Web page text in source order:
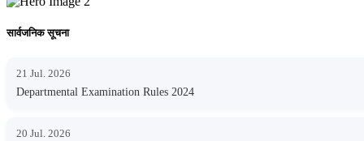
सार्वजनिक सूचना
21 Jul. 2026
Departmental Examination Rules 2024
20 Jul. 2026